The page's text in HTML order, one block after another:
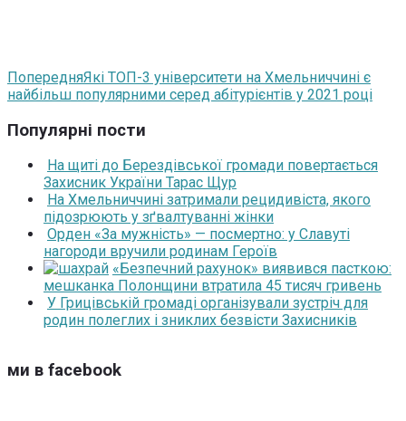
ПопередняЯкі ТОП-3 університети на Хмельниччині є
найбільш популярними серед абітурієнтів у 2021 році
Популярні пости
На щиті до Берездівської громади повертається
Захисник України Тарас Щур
На Хмельниччині затримали рецидивіста, якого
підозрюють у зґвалтуванні жінки
Орден «За мужність» — посмертно: у Славуті
нагороди вручили родинам Героїв
«Безпечний рахунок» виявився пасткою:
мешканка Полонщини втратила 45 тисяч гривень
У Грицівській громаді організували зустріч для
родин полеглих і зниклих безвісти Захисників
ми в facebook